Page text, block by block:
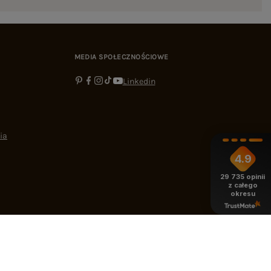
MEDIA SPOŁECZNOŚCIOWE
Linkedin
4.9
29 735 opinii
z całego
okresu